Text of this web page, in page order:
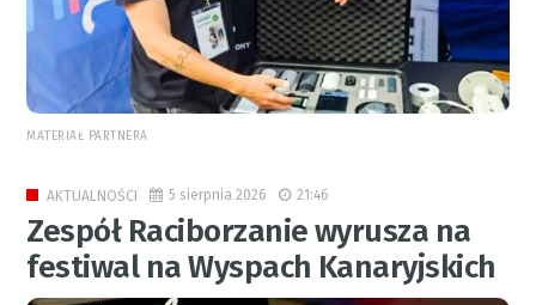
MATERIAŁ PARTNERA
AKTUALNOŚCI 5 sierpnia 2026 21:46
Zespół Raciborzanie wyrusza na
festiwal na Wyspach Kanaryjskich